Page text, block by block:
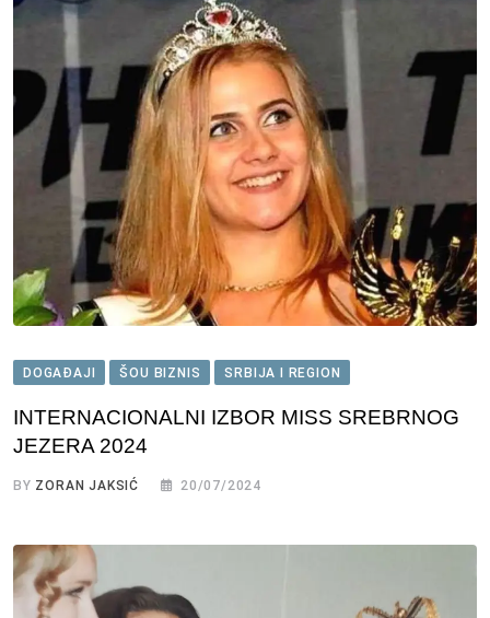
DOGAĐAJI ŠOU BIZNIS SRBIJA I REGION
INTERNACIONALNI IZBOR MISS SREBRNOG
JEZERA 2024
BY ZORAN JAKSIĆ 20/07/2024